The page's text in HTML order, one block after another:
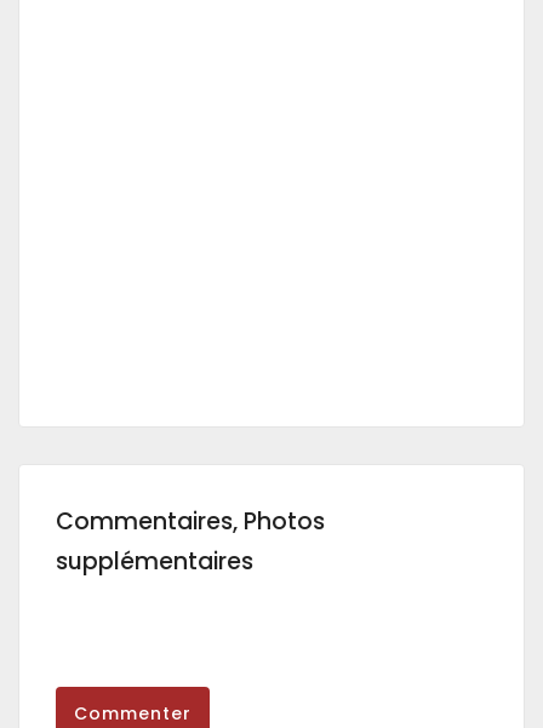
Commentaires, Photos
supplémentaires
Commenter